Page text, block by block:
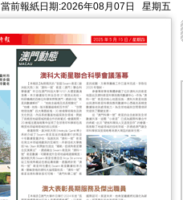
當前報紙日期:2026年08月07日 星期五